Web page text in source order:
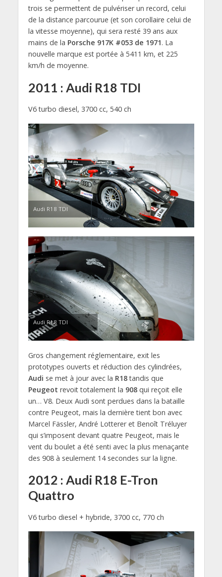
trois se permettent de pulvériser un record, celui
de la distance parcourue (et son corollaire celui de
la vitesse moyenne), qui sera resté 39 ans aux
mains de la Porsche 917K #053 de 1971. La
nouvelle marque est portée à 5411 km, et 225
km/h de moyenne.
2011 : Audi R18 TDI
V6 turbo diesel, 3700 cc, 540 ch
Audi R18 TDI
Audi R18 TDI
Gros changement réglementaire, exit les
prototypes ouverts et réduction des cylindrées,
Audi se met à jour avec la R18tandis que
Peugeot revoit totalement la 908qui reçoit elle
un… V8. Deux Audi sont perdues dans la bataille
contre Peugeot, mais la dernière tient bon avec
Marcel Fässler, André Lotterer et Benoît Tréluyer
qui s’imposent devant quatre Peugeot, mais le
vent du boulet a été senti avec la plus menaçante
des 908 à seulement 14 secondes sur la ligne.
2012 : Audi R18 E-Tron
Quattro
V6 turbo diesel + hybride, 3700 cc, 770 ch